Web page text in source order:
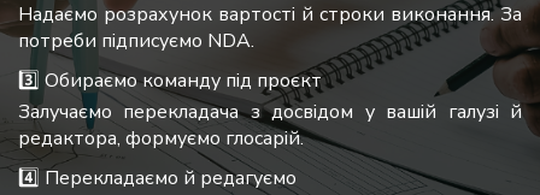
Надаємо розрахунок вартості й строки виконання. За
потреби підписуємо NDA.
3️⃣ Обираємо команду під проєкт
Залучаємо перекладача з досвідом у вашій галузі й
редактора, формуємо глосарій.
4️⃣ Перекладаємо й редагуємо